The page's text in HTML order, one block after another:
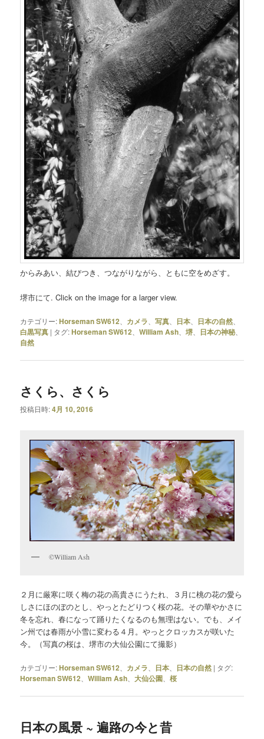
からみあい、結びつき、つながりながら、ともに空をめざす。
堺市にて. Click on the image for a larger view.
カテゴリー:Horseman SW612 カメラ 、写真 日本 日本の自然
白黒写真 | タグ:Horseman SW612 、William Ash 、堺 日本の神秘、
自然
さくら、さくら
投稿日時:4月 10, 2016
©William Ash
２月に厳寒に咲く梅の花の高貴さにうたれ、３月に桃の花の愛ら
しさにほのぼのとし、やっとたどりつく桜の花。その華やかさに
冬を忘れ、春になって踊りたくなるのも無理はない。でも、メイ
ン州では春雨が小雪に変わる４月。やっとクロッカスが咲いた
今。（写真の桜は、堺市の大仙公園にて撮影）
カテゴリー:Horseman SW612 カメラ 日本 日本の自然 | タグ:
Horseman SW612 、William Ash 、大仙公園 、桜
日本の風景 ~ 遍路の今と昔